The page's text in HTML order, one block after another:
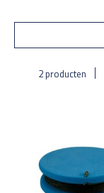
2 producten